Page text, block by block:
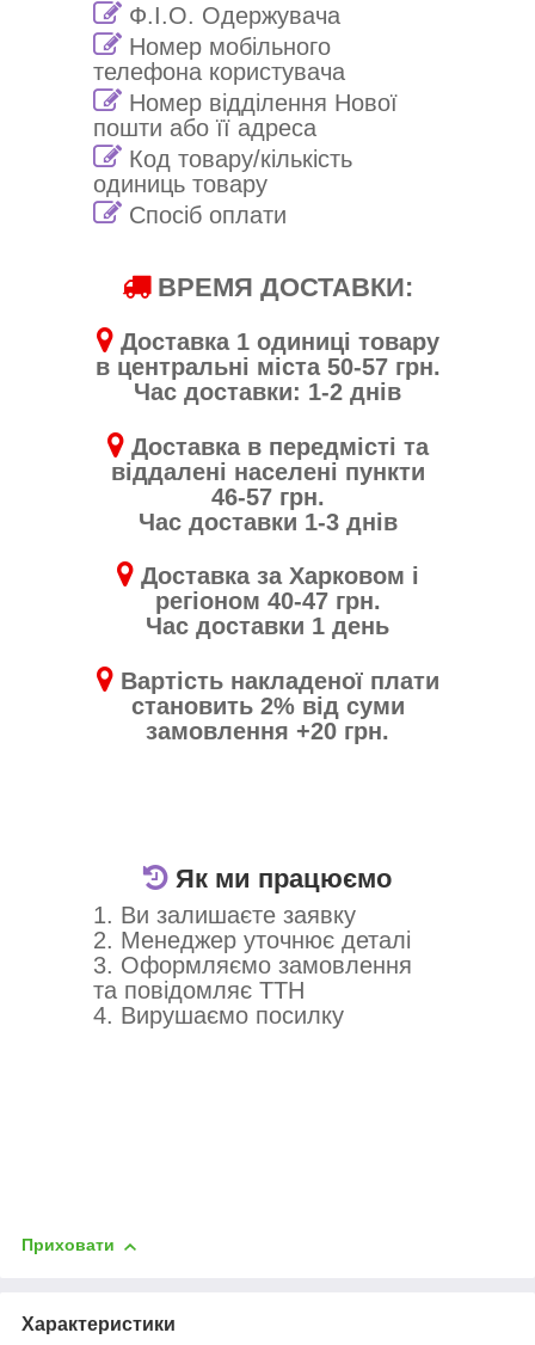
Як ми працюємо
1. Ви залишаєте заявку
2. Менеджер уточнює деталі
3. Оформляємо замовлення
та повідомляє ТТН
4. Вирушаємо посилку
Ф.І.О. Одержувача
Номер мобільного
телефона користувача
Номер відділення Нової
пошти або її адреса
Код товару/кількість
одиниць товару
Спосіб оплати
ВРЕМЯ ДОСТАВКИ:
Доставка 1 одиниці товару
в центральні міста 50-57 грн.
Час доставки: 1-2 днів
Доставка в передмісті та
віддалені населені пункти
46-57 грн.
Час доставки 1-3 днів
Доставка за Харковом і
регіоном 40-47 грн.
Час доставки 1 день
Вартість накладеної плати
становить 2% від суми
замовлення +20 грн.
Приховати
Характеристики